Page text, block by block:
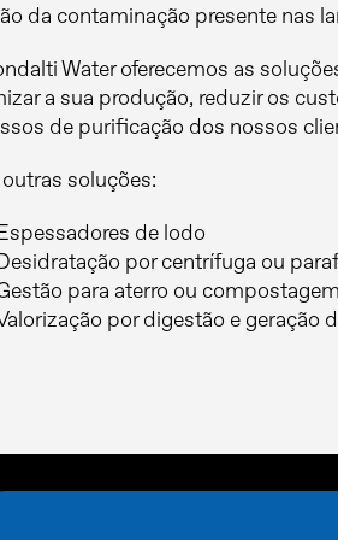
da contaminação presente nas
Water oferecemos as
a sua produção, reduzir os
de purificação dos nossos
soluções:
de lodo
por centrífuga ou
para aterro ou
por digestão e geração